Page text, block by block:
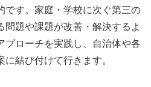
です。家庭・学校に次ぐ第三の
問題や課題が改善・解決するよ
プローチを実践し、自治体や各
結び付けて行きます。